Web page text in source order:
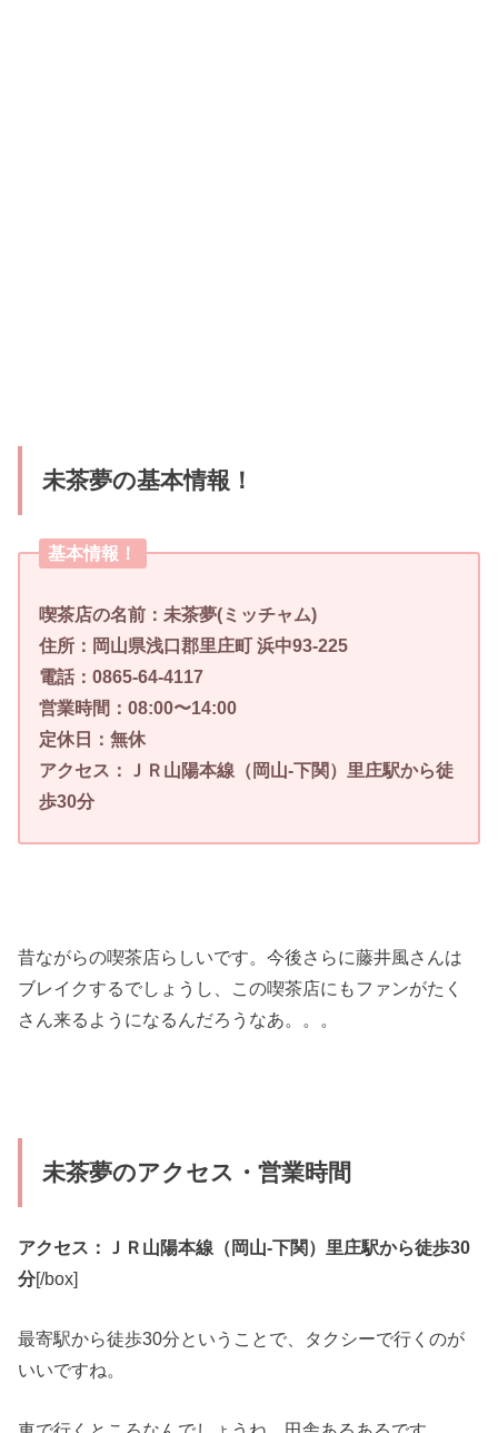
未茶夢の基本情報！
基本情報！
喫茶店の名前：未茶夢(ミッチャム)
住所：岡山県浅口郡里庄町 浜中93-225
電話：0865-64-4117
営業時間：08:00〜14:00
定休日：無休
アクセス：ＪＲ山陽本線（岡山-下関）里庄駅から徒
歩30分
昔ながらの喫茶店らしいです。今後さらに藤井風さんは
ブレイクするでしょうし、この喫茶店にもファンがたく
さん来るようになるんだろうなあ。。。
未茶夢のアクセス・営業時間
アクセス：ＪＲ山陽本線（岡山-下関）里庄駅から徒歩30
分[/box]
最寄駅から徒歩30分ということで、タクシーで行くのが
いいですね。